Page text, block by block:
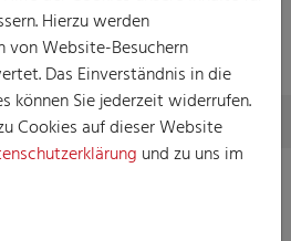
Veranstaltung
Damengarde
Hierzu werden
von Website-Besuchern
Das Einverständnis in die
können Sie jederzeit widerrufen.
Cookies auf dieser Website
und zu uns im